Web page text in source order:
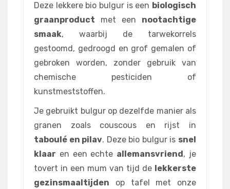
Deze lekkere bio bulgur is een biologisch
graanproduct met een nootachtige
smaak, waarbij de tarwekorrels
gestoomd, gedroogd en grof gemalen of
gebroken worden, zonder gebruik van
chemische pesticiden of
kunstmeststoffen.
Je gebruikt bulgur op dezelfde manier als
granen zoals couscous en rijst in
taboulé en pilav. Deze bio bulgur is snel
klaar en een echte allemansvriend, je
tovert in een mum van tijd de lekkerste
gezinsmaaltijden op tafel met onze